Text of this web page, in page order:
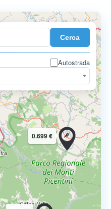
Cerca
Autostrada
0.699 €